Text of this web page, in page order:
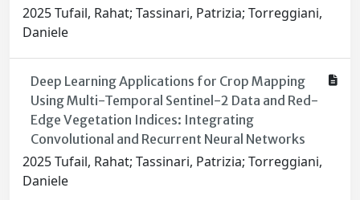
2025 Tufail, Rahat; Tassinari, Patrizia; Torreggiani,
Daniele
Deep Learning Applications for Crop Mapping
Using Multi-Temporal Sentinel-2 Data and Red-
Edge Vegetation Indices: Integrating
Convolutional and Recurrent Neural Networks
2025 Tufail, Rahat; Tassinari, Patrizia; Torreggiani,
Daniele